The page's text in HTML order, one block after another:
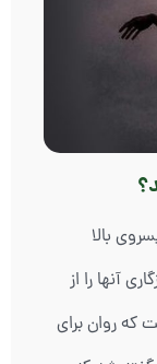
بالا
آنها را از
که روان برای